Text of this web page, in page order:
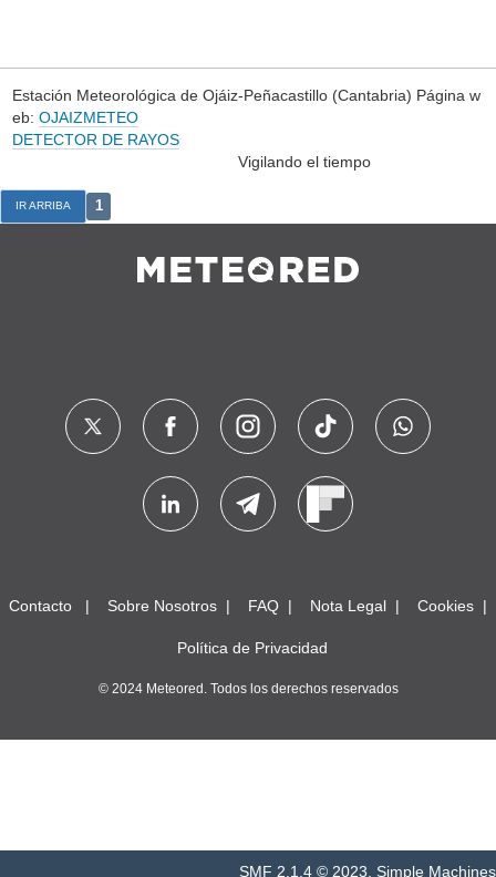
Estación Meteorológica de Ojáiz-Peñacastillo (Cantabria) Página w
eb: OJAIZMETEO
DETECTOR DE RAYOS
Vigilando el tiempo
IR ARRIBA 1
Contacto Sobre Nosotros FAQ Nota Legal Cookies
Política de Privacidad
© 2024 Meteored. Todos los derechos reservados
SMF 2.1.4 © 2023, Simple Machines